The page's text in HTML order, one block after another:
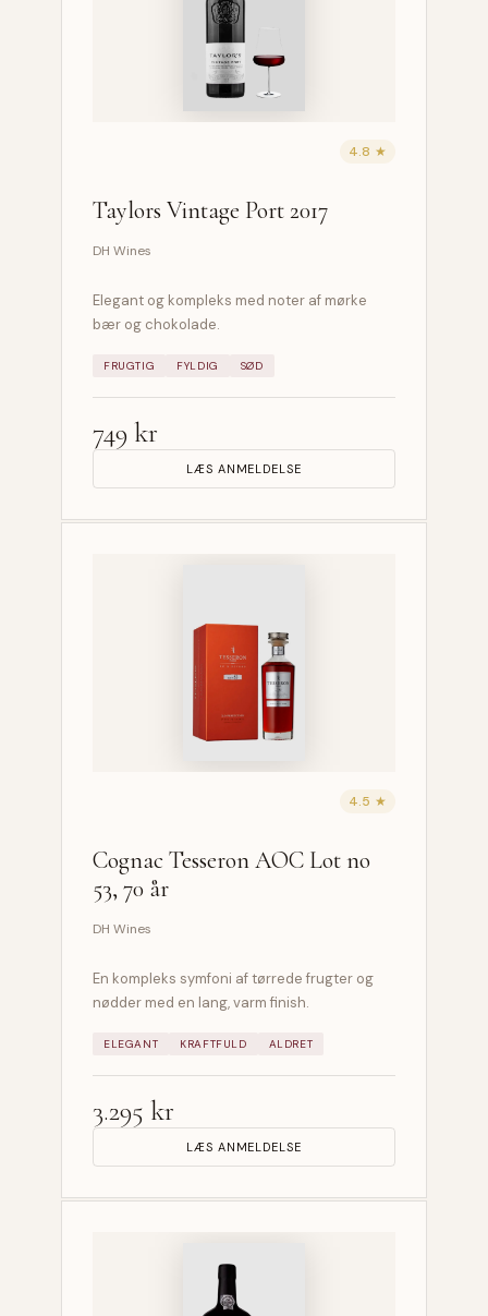
4.8 ★
Taylors Vintage Port 2017
DH Wines
Elegant og kompleks med noter af mørke
bær og chokolade.
FRUGTIG FYLDIG SØD
749 kr
LÆS ANMELDELSE
4.5 ★
Cognac Tesseron AOC Lot no
53, 70 år
DH Wines
En kompleks symfoni af tørrede frugter og
nødder med en lang, varm finish.
ELEGANT KRAFTFULD ALDRET
3.295 kr
LÆS ANMELDELSE